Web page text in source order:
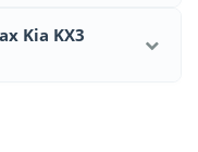
Kia KX3